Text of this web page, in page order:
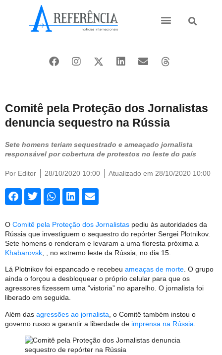
Comitê pela Proteção dos Jornalistas
denuncia sequestro na Rússia
Sete homens teriam sequestrado e ameaçado jornalista
responsável por cobertura de protestos no leste do país
Por Editor 28/10/2020 10:00 Atualizado em 28/10/2020 10:00
O Comitê pela Proteção dos Jornalistas pediu às autoridades da
Rússia que investiguem o sequestro do repórter Sergei Plotnikov.
Sete homens o renderam e levaram a uma floresta próxima a
Khabarovsk , , no extremo leste da Rússia, no dia 15.
Lá Plotnikov foi espancado e recebeu ameaças de morte. O grupo
ainda o forçou a desbloquear o próprio celular para que os
agressores fizessem uma “vistoria” no aparelho. O jornalista foi
liberado em seguida.
Além das agressões ao jornalista , o Comitê também instou o
governo russo a garantir a liberdade de imprensa na Rússia